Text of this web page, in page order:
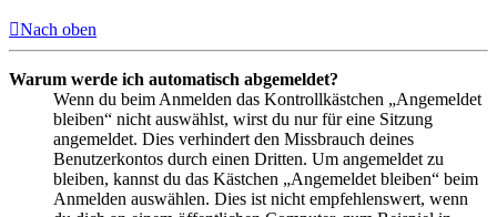
Nach oben
Warum werde ich automatisch abgemeldet?
Wenn du beim Anmelden das Kontrollkästchen „Angemeldet
bleiben“ nicht auswählst, wirst du nur für eine Sitzung
angemeldet. Dies verhindert den Missbrauch deines
Benutzerkontos durch einen Dritten. Um angemeldet zu
bleiben, kannst du das Kästchen „Angemeldet bleiben“ beim
Anmelden auswählen. Dies ist nicht empfehlenswert, wenn